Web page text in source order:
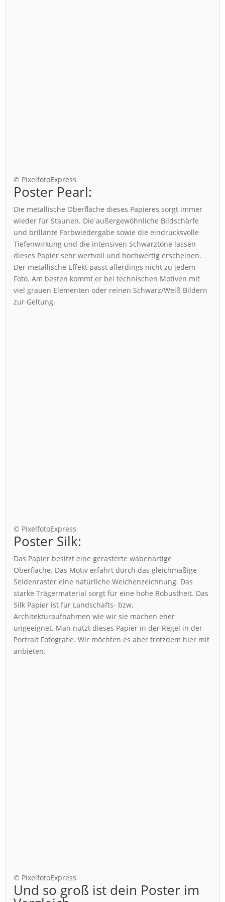
© PixelfotoExpress
Poster Pearl:
Die metallische Oberfläche dieses Papieres sorgt immer
wieder für Staunen. Die außergewöhnliche Bildschärfe
und brillante Farbwiedergabe sowie die eindrucksvolle
Tiefenwirkung und die intensiven Schwarztöne lassen
dieses Papier sehr wertvoll und hochwertig erscheinen.
Der metallische Effekt passt allerdings nicht zu jedem
Foto. Am besten kommt er bei technischen Motiven mit
viel grauen Elementen oder reinen Schwarz/Weiß Bildern
zur Geltung.
© PixelfotoExpress
Poster Silk:
Das Papier besitzt eine gerasterte wabenartige
Oberfläche. Das Motiv erfährt durch das gleichmäßige
Seidenraster eine natürliche Weichenzeichnung. Das
starke Trägermaterial sorgt für eine hohe Robustheit. Das
Silk Papier ist für Landschafts- bzw.
Architekturaufnahmen wie wir sie machen eher
ungeeignet. Man nutzt dieses Papier in der Regel in der
Portrait Fotografie. Wir möchten es aber trotzdem hier mit
anbieten.
© PixelfotoExpress
Und so groß ist dein Poster im